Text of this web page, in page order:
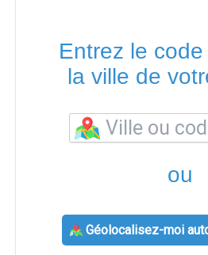
Entrez le
la ville de
ou
Géolocalisez-moi